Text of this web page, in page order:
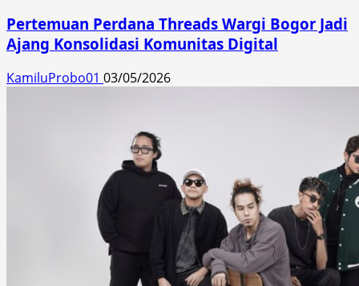
Pertemuan Perdana Threads Wargi Bogor Jadi
Ajang Konsolidasi Komunitas Digital
KamiluProbo01 03/05/2026